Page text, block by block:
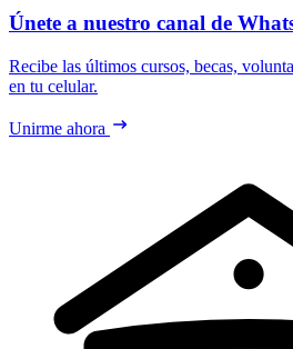
Únete a nuestro canal de
Recibe las últimos cursos, becas,
en tu celular.
Unirme ahora